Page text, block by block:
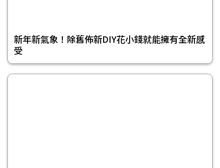
新年新氣象！除舊佈新DIY花小錢就能擁有全新感
受